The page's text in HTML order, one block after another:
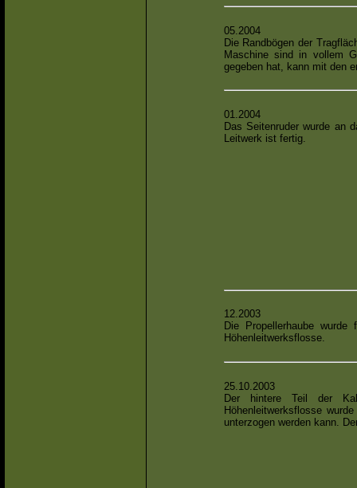
05.2004
Die Randbögen der
Maschine sind in vollem
gegeben hat, kann mit den
01.2004
Das Seitenruder wurde an
Leitwerk ist fertig.
12.2003
Die Propellerhaube
Höhenleitwerksflosse.
25.10.2003
Der hintere Teil der
Höhenleitwerksflosse
unterzogen werden kann.